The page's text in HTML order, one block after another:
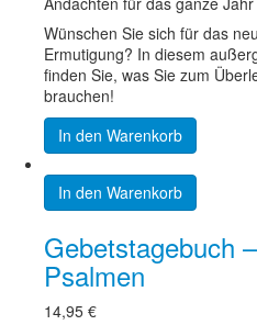
Wünschen Sie sich für das
Ermutigung? In diesem
finden Sie, was Sie zum
brauchen!
In den Warenkorb
In den Warenkorb
Gebetstagebuch
Psalmen
14,95 €